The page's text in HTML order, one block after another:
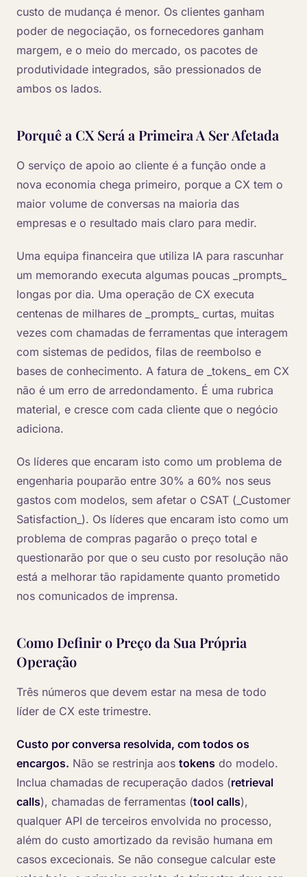
custo de mudança é menor. Os clientes ganham
poder de negociação, os fornecedores ganham
margem, e o meio do mercado, os pacotes de
produtividade integrados, são pressionados de
ambos os lados.
Porquê a CX Será a Primeira A Ser Afetada
O serviço de apoio ao cliente é a função onde a
nova economia chega primeiro, porque a CX tem o
maior volume de conversas na maioria das
empresas e o resultado mais claro para medir.
Uma equipa financeira que utiliza IA para rascunhar
um memorando executa algumas poucas _prompts_
longas por dia. Uma operação de CX executa
centenas de milhares de _prompts_ curtas, muitas
vezes com chamadas de ferramentas que interagem
com sistemas de pedidos, filas de reembolso e
bases de conhecimento. A fatura de _tokens_ em CX
não é um erro de arredondamento. É uma rubrica
material, e cresce com cada cliente que o negócio
adiciona.
Os líderes que encaram isto como um problema de
engenharia pouparão entre 30% a 60% nos seus
gastos com modelos, sem afetar o CSAT (_Customer
Satisfaction_). Os líderes que encaram isto como um
problema de compras pagarão o preço total e
questionarão por que o seu custo por resolução não
está a melhorar tão rapidamente quanto prometido
nos comunicados de imprensa.
Como Definir o Preço da Sua Própria
Operação
Três números que devem estar na mesa de todo
líder de CX este trimestre.
Custo por conversa resolvida, com todos os
encargos. Não se restrinja aos tokens do modelo.
Inclua chamadas de recuperação dados (retrieval
calls), chamadas de ferramentas (tool calls),
qualquer API de terceiros envolvida no processo,
além do custo amortizado da revisão humana em
casos excecionais. Se não consegue calcular este